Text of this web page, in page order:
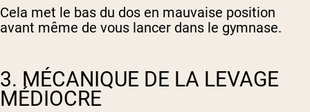
Cela met le bas du dos en mauvaise position
avant même de vous lancer dans le gymnase.
3. MÉCANIQUE DE LA LEVAGE
MÉDIOCRE